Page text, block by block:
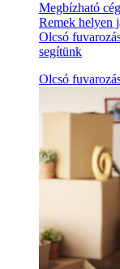
Megbízható
Remek helyen
Olcsó
segítünk
Olcsó